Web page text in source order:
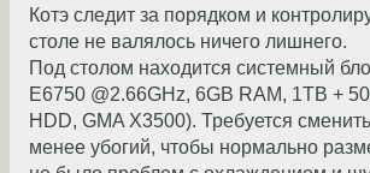
Котэ следит за порядком и
столе не валялось ничего лишнего.
Под столом находится системный
E6750 @2.66GHz, 6GB RAM, 1TB +
HDD, GMA X3500). Требуется
менее убогий, чтобы нормально